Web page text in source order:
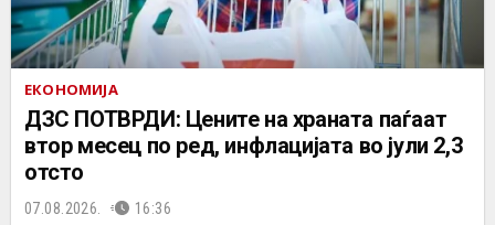
ЕКОНОМИЈА
ДЗС ПОТВРДИ: Цените на храната паѓаат
втор месец по ред, инфлацијата во јули 2,3
отсто
07.08.2026. 16:36